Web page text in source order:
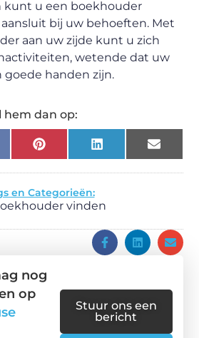
kunt u een boekhouder
bij uw behoeften. Met
aan uw zijde kunt u zich
wetende dat uw
goede handen zijn.
hem dan op:
PinterestLinkedIn Email
en Categorieën:
vinden
nog
op
Stuur ons een
bericht